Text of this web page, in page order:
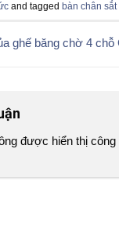
and tagged bàn chân sắt
ghế băng chờ 4 chỗ
được hiển thị công